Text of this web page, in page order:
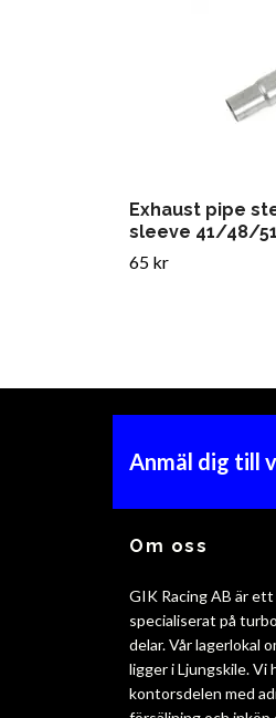
Exhaust pipe
sleeve 41/48/
65 kr
Anmäl dig till
Om oss
GIK Racing AB är
specialiserat på
delar. Vår lagerlokal
ligger i Ljungskile. Vi
kontorsdelen med